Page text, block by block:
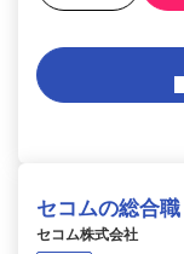
セコムの総合職
セコム株式会社